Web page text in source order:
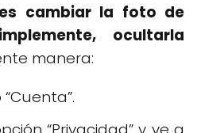
cambiar la foto de
ocultarla
manera: